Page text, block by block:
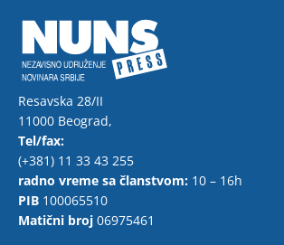
Resavska 28/II
11000 Beograd,
Tel/fax:
(+381) 11 33 43 255
radno vreme sa članstvom: 10 – 16h
PIB 100065510
Matični broj 06975461